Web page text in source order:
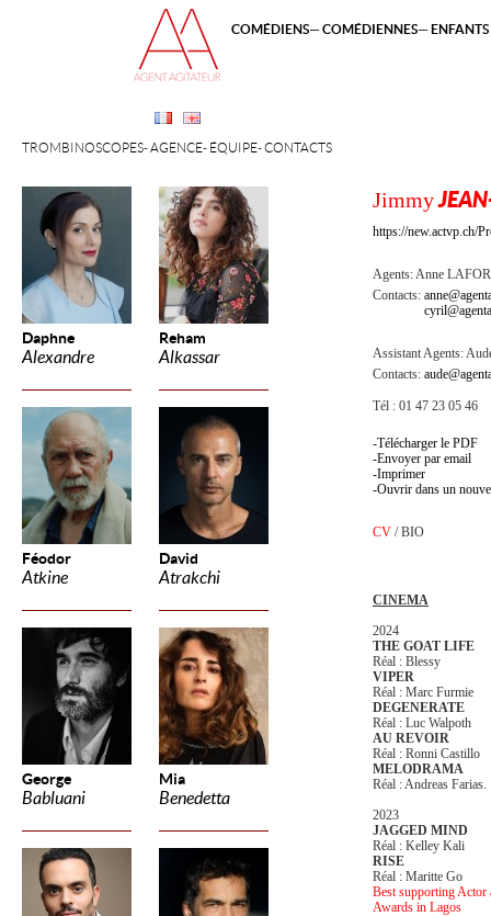
Daphne
Alexandre
Reham
Alkassar
Féodor
Atkine
David
Atrakchi
George
Babluani
Mia
Benedetta
TROMBINOSCOPES AGENCE ÉQUIPE CONTACTS
COMÉDIENS COMÉDIENNES
Jimmy
https://new.actvp.ch/
Agents:Anne
Contacts:
Assistant Agents:
Contacts:
Tél : 01 47 23 05 46
Télécharger le PDF
Envoyer par email
Imprimer
Ouvrir dans un
CV /BIO
CINEMA
2024
THE GOAT LIFE
Réal : Blessy
VIPER
Réal : Marc Furmie
DEGENERATE
Réal : Luc Walpoth
AU REVOIR
Réal : Ronni Castillo
MELODRAMA
Réal : Andreas Farias.
2023
JAGGED MIND
Réal : Kelley Kali
RISE
Réal : Maritte Go
Best supporting
Awards in Lagos